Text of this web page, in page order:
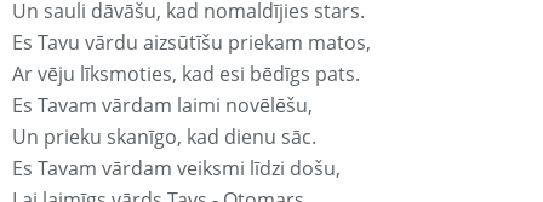
Un sauli dāvāšu, kad nomaldījies stars.
Es Tavu vārdu aizsūtīšu priekam matos,
Ar vēju līksmoties, kad esi bēdīgs pats.
Es Tavam vārdam laimi novēlēšu,
Un prieku skanīgo, kad dienu sāc.
Es Tavam vārdam veiksmi līdzi došu,